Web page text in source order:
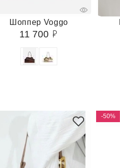
Шоппер Voggo
11 700
-50%